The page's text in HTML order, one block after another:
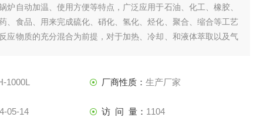
炉自动加温、使用方便等特点，广泛应用于石油、化工、橡胶、
、食品、用来完成硫化、硝化、氢化、烃化、聚合、缩合等工艺
应物质的充分混合为前提，对于加热、冷却、和液体萃取以及气
1000L 厂商性质： 生产厂家
05-14 访 问 量： 1104